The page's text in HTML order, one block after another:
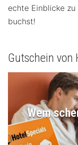
echte Einblicke
buchst!
Gutschein von
Wem